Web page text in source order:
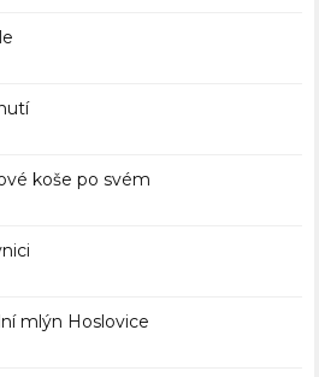
koše po svém
mlýn Hoslovice